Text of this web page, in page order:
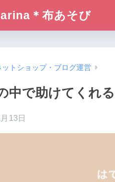
＊布あそび
ットショップ・ブログ運営
中で助けてくれ
13日